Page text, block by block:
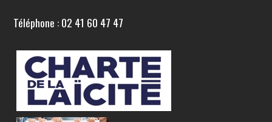
Téléphone : 02 41 60 47 47